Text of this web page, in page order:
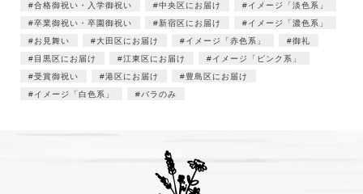
合格御祝い・入学御祝い
中央区にお届け
イメージ「淡色系」
卒業御祝い・卒園御祝い
新宿区にお届け
イメージ「濃色系」
お見舞い
大田区にお届け イメージ「赤色系」
御礼
目黒区にお届け
江東区にお届け
イメージ「ピンク系」
受賞御祝い
港区にお届け
豊島区にお届け
イメージ「白色系」
バラのみ